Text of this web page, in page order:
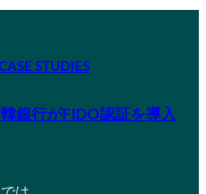
STUDIES
銀行がFIDO認証を導入
は、…